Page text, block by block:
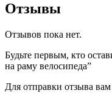
Отзывы
Отзывов пока нет.
Будьте первым, кто
на раму велосипеда”
Для отправки отзыва